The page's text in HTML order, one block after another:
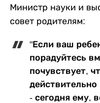
Министр науки и
совет родителям:
"Если ваш
порадуйтесь
почувствует,
- сегодня ему,